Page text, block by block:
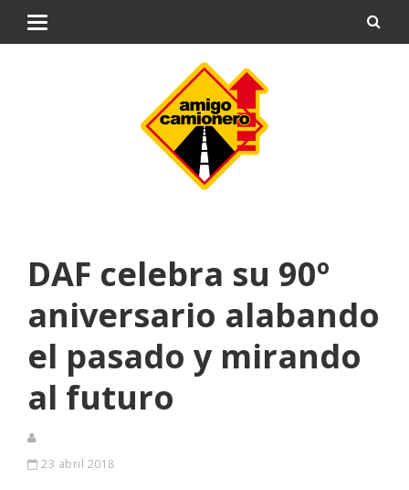
DAF celebra su 90º
aniversario alabando
el pasado y mirando
al futuro
23 abril 2018